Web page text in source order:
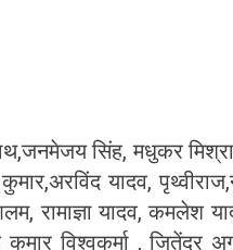
सिंह, मधुकर
यादव,
रामाज्ञा यादव, कमलेश
कुमार विश्वकर्मा , जितेंद्र